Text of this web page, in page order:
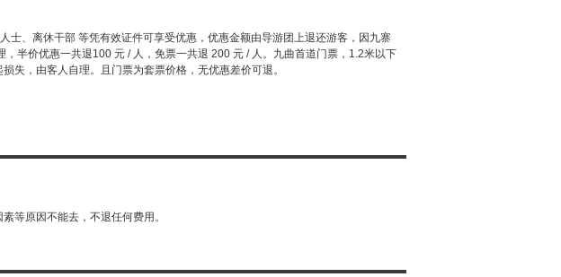
、离休干部 等凭有效证件可享受优惠，优惠金额由导游团上退还游客，因九寨
半价优惠一共退100 元 / 人，免票一共退 200 元 / 人。九曲首道门票，1.2米以下
失，由客人自理。且门票为套票价格，无优惠差价可退。
等原因不能去，不退任何费用。